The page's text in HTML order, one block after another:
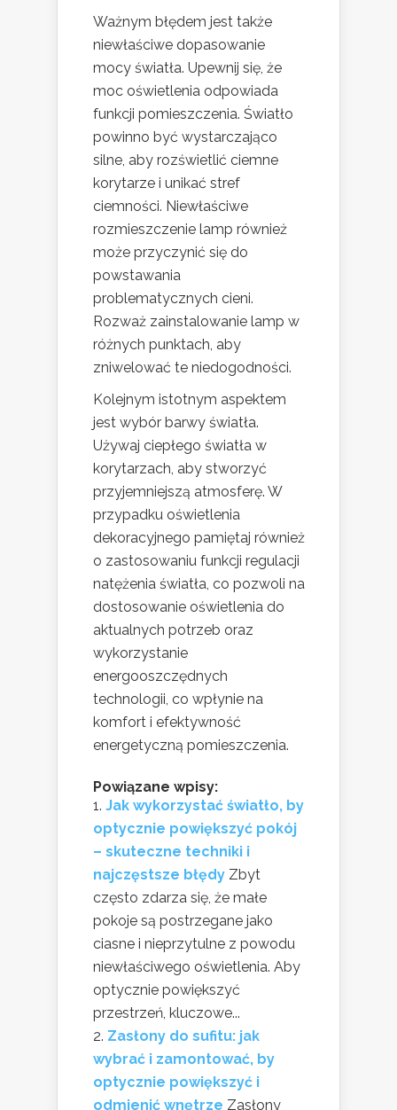
Ważnym błędem jest także
niewłaściwe dopasowanie
mocy światła. Upewnij się, że
moc oświetlenia odpowiada
funkcji pomieszczenia. Światło
powinno być wystarczająco
silne, aby rozświetlić ciemne
korytarze i unikać stref
ciemności. Niewłaściwe
rozmieszczenie lamp również
może przyczynić się do
powstawania
problematycznych cieni.
Rozważ zainstalowanie lamp w
różnych punktach, aby
zniwelować te niedogodności.
Kolejnym istotnym aspektem
jest wybór barwy światła.
Używaj ciepłego światła w
korytarzach, aby stworzyć
przyjemniejszą atmosferę. W
przypadku oświetlenia
dekoracyjnego pamiętaj również
o zastosowaniu funkcji regulacji
natężenia światła, co pozwoli na
dostosowanie oświetlenia do
aktualnych potrzeb oraz
wykorzystanie
energooszczędnych
technologii, co wpłynie na
komfort i efektywność
energetyczną pomieszczenia.
Powiązane wpisy:
Jak wykorzystać światło, by
optycznie powiększyć pokój
– skuteczne techniki i
najczęstsze błędy Zbyt
często zdarza się, że małe
pokoje są postrzegane jako
ciasne i nieprzytulne z powodu
niewłaściwego oświetlenia. Aby
optycznie powiększyć
przestrzeń, kluczowe...
Zasłony do sufitu: jak
wybrać i zamontować, by
optycznie powiększyć i
odmienić wnętrze Zasłony